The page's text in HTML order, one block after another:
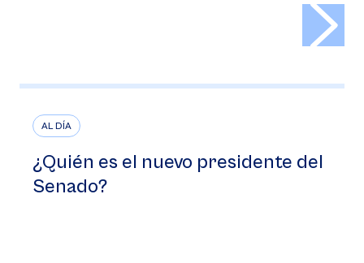
AL DÍA
¿Quién es el nuevo presidente del
Senado?